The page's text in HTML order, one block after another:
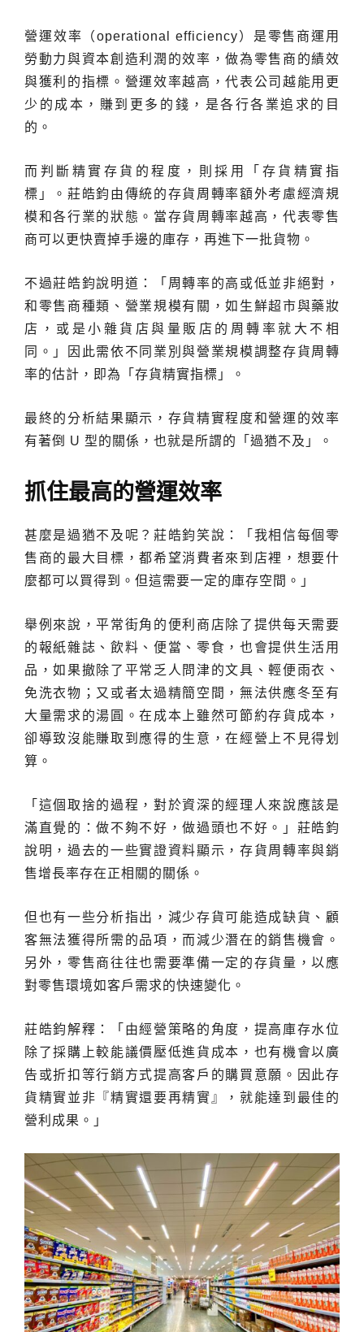
營運效率（operational efficiency）是零售商運用
勞動力與資本創造利潤的效率，做為零售商的績效
與獲利的指標。營運效率越高，代表公司越能用更
少的成本，賺到更多的錢，是各行各業追求的目
的。
而判斷精實存貨的程度，則採用「存貨精實指
標」。莊皓鈞由傳統的存貨周轉率額外考慮經濟規
模和各行業的狀態。當存貨周轉率越高，代表零售
商可以更快賣掉手邊的庫存，再進下一批貨物。
不過莊皓鈞說明道：「周轉率的高或低並非絕對，
和零售商種類、營業規模有關，如生鮮超市與藥妝
店，或是小雜貨店與量販店的周轉率就大不相
同。」因此需依不同業別與營業規模調整存貨周轉
率的估計，即為「存貨精實指標」。
最終的分析結果顯示，存貨精實程度和營運的效率
有著倒 U 型的關係，也就是所謂的「過猶不及」。
抓住最高的營運效率
甚麼是過猶不及呢？莊皓鈞笑說：「我相信每個零
售商的最大目標，都希望消費者來到店裡，想要什
麼都可以買得到。但這需要一定的庫存空間。」
舉例來說，平常街角的便利商店除了提供每天需要
的報紙雜誌、飲料、便當、零食，也會提供生活用
品，如果撤除了平常乏人問津的文具、輕便雨衣、
免洗衣物；又或者太過精簡空間，無法供應冬至有
大量需求的湯圓。在成本上雖然可節約存貨成本，
卻導致沒能賺取到應得的生意，在經營上不見得划
算。
「這個取捨的過程，對於資深的經理人來說應該是
滿直覺的：做不夠不好，做過頭也不好。」莊皓鈞
說明，過去的一些實證資料顯示，存貨周轉率與銷
售增長率存在正相關的關係。
但也有一些分析指出，減少存貨可能造成缺貨、顧
客無法獲得所需的品項，而減少潛在的銷售機會。
另外，零售商往往也需要準備一定的存貨量，以應
對零售環境如客戶需求的快速變化。
莊皓鈞解釋：「由經營策略的角度，提高庫存水位
除了採購上較能議價壓低進貨成本，也有機會以廣
告或折扣等行銷方式提高客戶的購買意願。因此存
貨精實並非『精實還要再精實』，就能達到最佳的
營利成果。」